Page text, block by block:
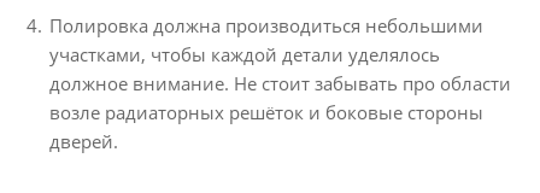
Полировка должна производиться небольшими
участками, чтобы каждой детали уделялось
должное внимание. Не стоит забывать про области
возле радиаторных решёток и боковые стороны
дверей.